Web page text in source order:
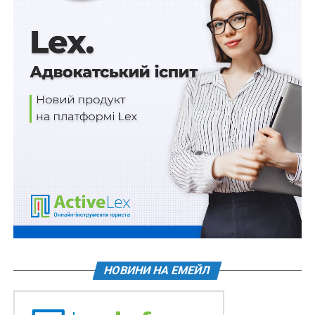
Також зверніть увагу
Правові позиції Верховного
Суду щодо кримінальних правопорушень, пов’язаних
з війною,та збірникВоєнний стан. Всі нормативні
матеріали, алгоритми дій, роз’яснення, корисні
ресурси.
Схожі статті:
Обмін інформацією про кіберінциденти - через
нову платформу
військовозобов’язаних роз’яснив Уряд
Мобільний номер можна буде перенести через
Дію безоплатно
НОВИНИ НА ЕМЕЙЛ